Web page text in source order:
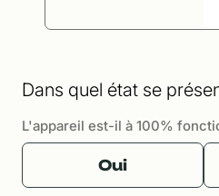
Dans quel état se
L'appareil est-il à 100%
Oui